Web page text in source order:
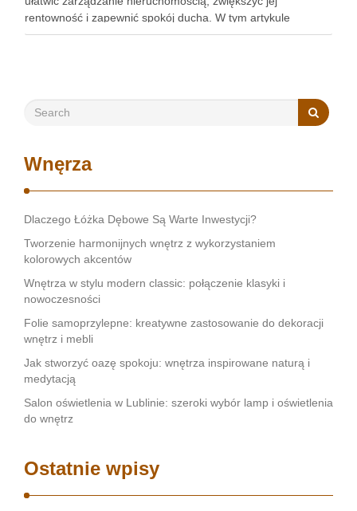
rentowność i zapewnić spokój ducha. W tym artykule
przedstawimy, jak wybrać najlepszą agencję, szczególnie w
Wnęrza
Dlaczego Łóżka Dębowe Są Warte Inwestycji?
Tworzenie harmonijnych wnętrz z wykorzystaniem
kolorowych akcentów
Wnętrza w stylu modern classic: połączenie klasyki i
nowoczesności
Folie samoprzylepne: kreatywne zastosowanie do dekoracji
wnętrz i mebli
Jak stworzyć oazę spokoju: wnętrza inspirowane naturą i
medytacją
Salon oświetlenia w Lublinie: szeroki wybór lamp i oświetlenia
do wnętrz
Ostatnie wpisy